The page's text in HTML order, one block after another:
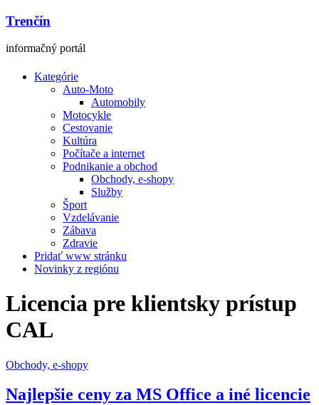
Trenčín
informačný portál
Kategórie
Auto-Moto
Automobily
Motocykle
Cestovanie
Kultúra
Počítače a internet
Podnikanie a obchod
Obchody, e-shopy
Služby
Šport
Vzdelávanie
Zábava
Zdravie
Pridať www stránku
Novinky z regiónu
Licencia pre klientsky prístup
CAL
Obchody, e-shopy
Najlepšie ceny za MS Office a iné licencie